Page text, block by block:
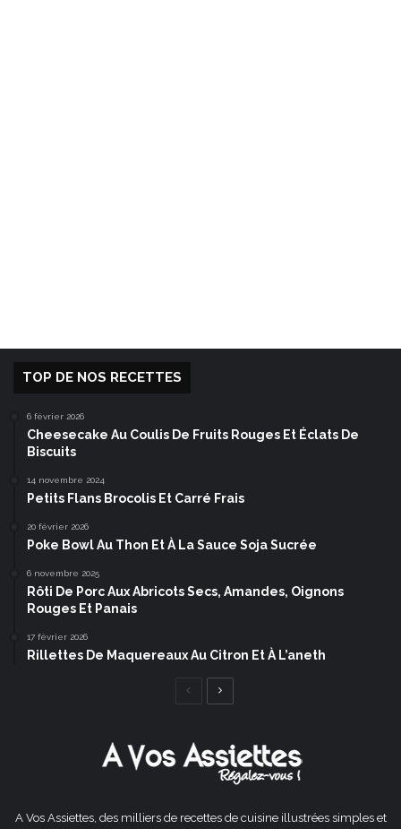
TOP DE NOS RECETTES
6 février 2026
Cheesecake Au Coulis De Fruits Rouges Et Éclats De
Biscuits
14 novembre 2024
Petits Flans Brocolis Et Carré Frais
20 février 2026
Poke Bowl Au Thon Et À La Sauce Soja Sucrée
6 novembre 2025
Rôti De Porc Aux Abricots Secs, Amandes, Oignons
Rouges Et Panais
17 février 2026
Rillettes De Maquereaux Au Citron Et À L’aneth
Page
A Vos Assiettes, des milliers de recettes de cuisine illustrées simples et